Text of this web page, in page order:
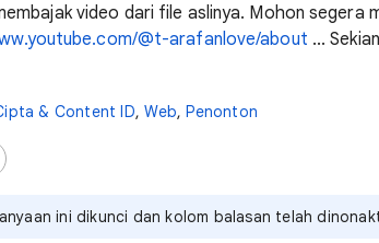
video dari file aslinya. Mohon segera
@t-arafanlove/about ...
& Content ID, Web, Penonton
ini dikunci dan kolom balasan telah